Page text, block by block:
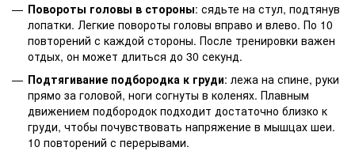
Повороты головы в стороны: сядьте на стул, подтянув
лопатки. Легкие повороты головы вправо и влево. По 10
повторений с каждой стороны. После тренировки важен
отдых, он может длиться до 30 секунд.
Подтягивание подбородка к груди: лежа на спине, руки
прямо за головой, ноги согнуты в коленях. Плавным
движением подбородок подходит достаточно близко к
груди, чтобы почувствовать напряжение в мышцах шеи.
10 повторений с перерывами.